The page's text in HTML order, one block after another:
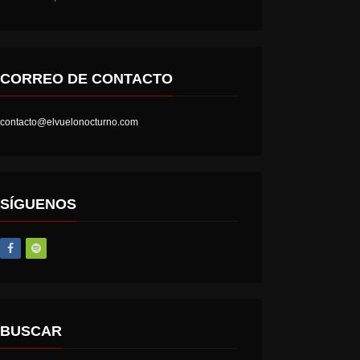
CORREO DE CONTACTO
contacto@elvuelonocturno.com
SÍGUENOS
BUSCAR